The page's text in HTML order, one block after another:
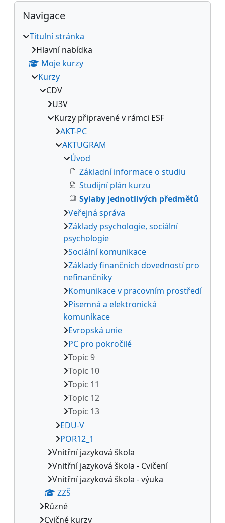
Přeskočit: Navigace
Navigace
Titulní stránka
Hlavní nabídka
Moje kurzy
Kurzy
CDV
U3V
Kurzy připravené v rámci ESF
AKT-PC
AKTUGRAM
Úvod
Základní informace o studiu
Studijní plán kurzu
Sylaby jednotlivých předmětů
Veřejná správa
Základy psychologie, sociální
psychologie
Sociální komunikace
Základy finančních dovedností pro
nefinančníky
Komunikace v pracovním prostředí
Písemná a elektronická
komunikace
Evropská unie
PC pro pokročilé
Topic 9
Topic 10
Topic 11
Topic 12
Topic 13
EDU-V
POR12_1
Vnitřní jazyková škola
Vnitřní jazyková škola - Cvičení
Vnitřní jazyková škola - výuka
ZZŠ
Různé
Cvičné kurzy